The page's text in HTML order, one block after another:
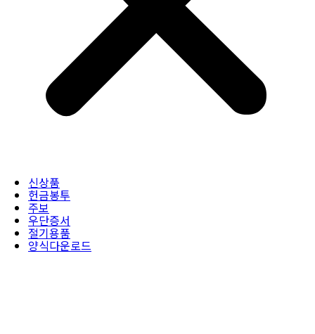
신상품
헌금봉투
주보
우단증서
절기용품
양식다운로드